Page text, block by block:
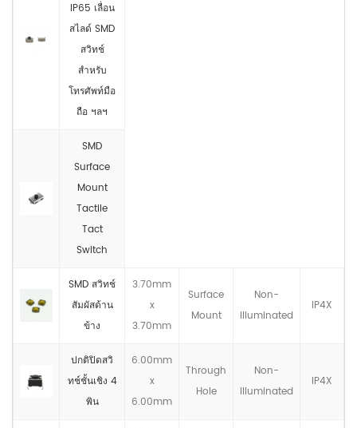
IP65 เลื่อน
สไลด์ SMD
สวิทช์
สำหรับ
โทรศัพท์มือ
ถือ ฯลฯ
SMD
Surface
Mount
Tactile
Tact
Switch
SMD สวิทช์
สัมผัสด้าน
ข้าง
3.70mm
x
3.70mm
Surface
Mount
Non-
llluminated
IP4X
ปกติปิดสวิ
ทช์ชั้นเชิง 4
พิน
6.00mm
x
6.00mm
Through
Hole
Non-
llluminated
IP4X